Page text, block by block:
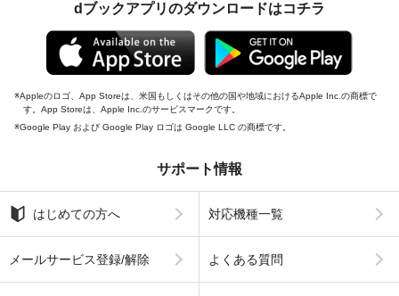
dブックアプリのダウンロードはコチラ
Appleのロゴ、App Storeは、米国もしくはその他の国や地域におけるApple Inc.の商標で
す。App Storeは、Apple Inc.のサービスマークです。
Google Play および Google Play ロゴは Google LLC の商標です。
サポート情報
はじめての方へ 対応機種一覧
メールサービス登録/解除 よくある質問